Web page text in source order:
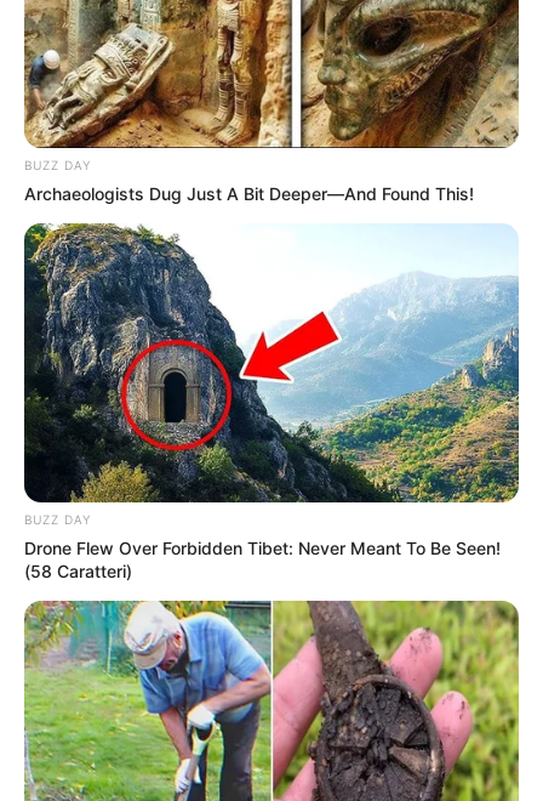
BUZZ DAY
Archaeologists Dug Just A Bit Deeper—And Found This!
BUZZ DAY
Drone Flew Over Forbidden Tibet: Never Meant To Be Seen!
(58 Caratteri)